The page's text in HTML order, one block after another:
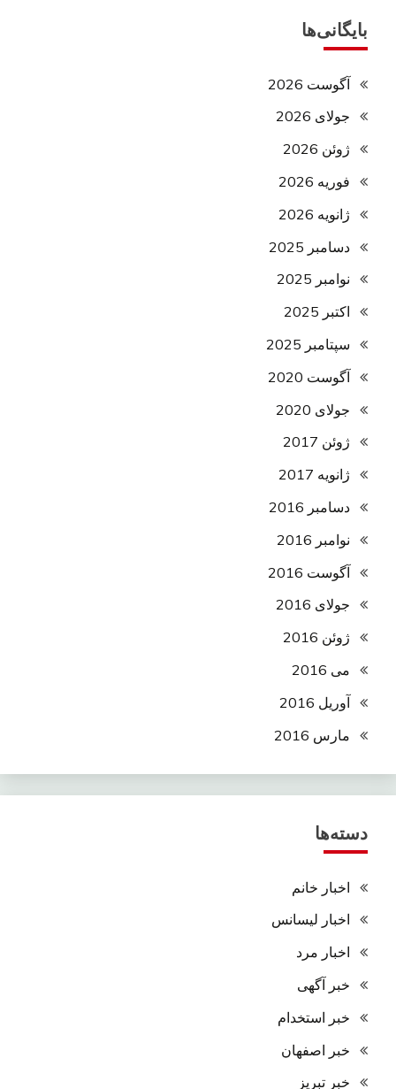
بایگانی‌ها
آگوست 2026
جولای 2026
ژوئن 2026
فوریه 2026
ژانویه 2026
دسامبر 2025
نوامبر 2025
اکتبر 2025
سپتامبر 2025
آگوست 2020
جولای 2020
ژوئن 2017
ژانویه 2017
دسامبر 2016
نوامبر 2016
آگوست 2016
جولای 2016
ژوئن 2016
می 2016
آوریل 2016
مارس 2016
دسته‌ها
اخبار خانم
اخبار لیسانس
اخبار مرد
خبر آگهی
خبر استخدام
خبر اصفهان
خبر تبریز